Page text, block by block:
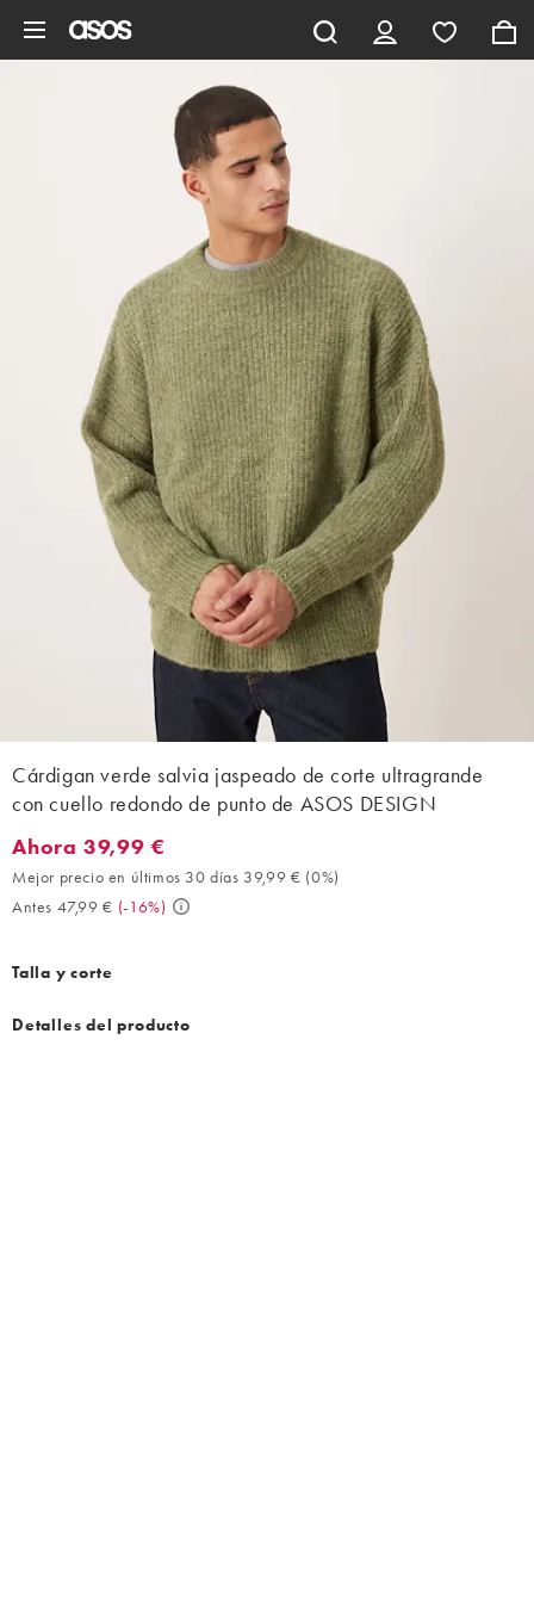
Cárdigan verde salvia jaspeado de corte ultragrande
con cuello redondo de punto de ASOS DESIGN
Ahora 39,99 €. Mejor precio en últimos 30 días 39,99 € (0%).
Ahora 39,99 €
Mejor precio en últimos 30 días 39,99 € (0%)
Antes 47,99 € (-16%)
Talla y corte
Detalles del producto